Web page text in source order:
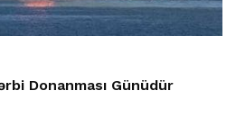
Donanması Günüdür